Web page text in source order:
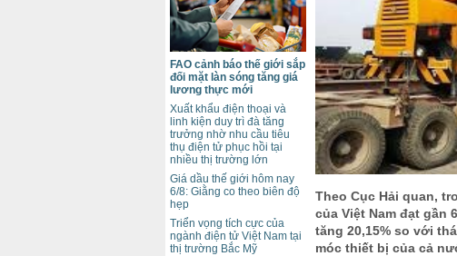
Theo Cục Hải quan,
của Việt Nam đạt gần
tăng 20,15% so với
móc thiết bị của cả
FAO cảnh báo thế giới sắp
đối mặt làn sóng tăng giá
lương thực mới
Xuất khẩu điện thoại và
linh kiện duy trì đà tăng
trưởng nhờ nhu cầu tiêu
thụ điện tử phục hồi tại
nhiều thị trường lớn
Giá dầu thế giới hôm nay
6/8: Giằng co theo biên độ
hẹp
Triển vọng tích cực của
ngành điện tử Việt Nam tại
thị trường Bắc Mỹ